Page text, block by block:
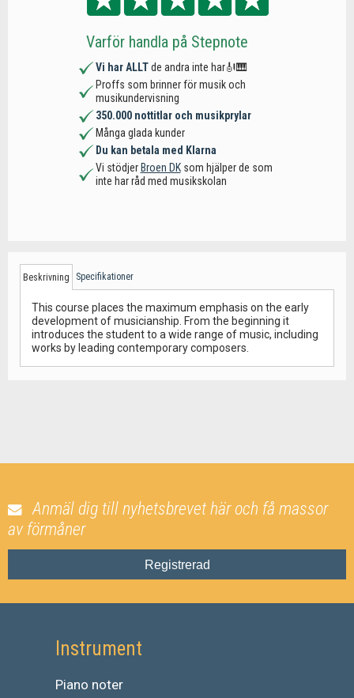
Varför handla på Stepnote
Vi har ALLTde andra inte har🎻🎹
Proffs som brinner för musik och
musikundervisning
350.000 nottitlar och musikprylar
Många glada kunder
Du kan betala med Klarna
Vi stödjer Broen DKsom hjälper de som
inte har råd med musikskolan
Beskrivning Specifikationer
This course places the maximum emphasis on the early
development of musicianship. From the beginning it
introduces the student to a wide range of music, including
works by leading contemporary composers.
Anmäl dig till nyhetsbrevet här och få massor
av förmåner
Registrerad
Instrument
Piano noter